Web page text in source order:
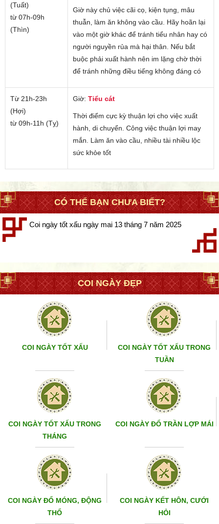
(Tuất)
từ 07h-09h
(Thìn)
Giờ này chủ việc cãi cọ, kiện tụng, mâu
thuẫn, làm ăn không vào cầu. Hãy hoãn lại
vào một giờ khác để tránh tiểu nhân hay có
người nguyền rủa mà hại thân. Nếu bắt
buộc phải xuất hành nên im lặng chờ thời
để tránh những điều tiếng không đáng có
Từ 21h-23h
(Hợi)
từ 09h-11h (Tỵ)
Giờ: Tiểu cát
Thời điểm cực kỳ thuận lợi cho việc xuất
hành, di chuyển. Công việc thuận lợi may
mắn. Làm ăn vào cầu, nhiều tài nhiều lộc
sức khỏe tốt
CÓ THỂ BẠN CHƯA BIẾT?
Coi ngày tốt xấu ngày mai 13 tháng 7 năm 2025
COI NGÀY ĐẸP
COI NGÀY TỐT XẤU
COI NGÀY TỐT XẤU TRONG
TUẦN
COI NGÀY TỐT XẤU TRONG
THÁNG
COI NGÀY ĐỔ TRẦN LỢP MÁI
COI NGÀY ĐỔ MÓNG, ĐỘNG
THỔ
COI NGÀY KẾT HÔN, CƯỚI
HỎI